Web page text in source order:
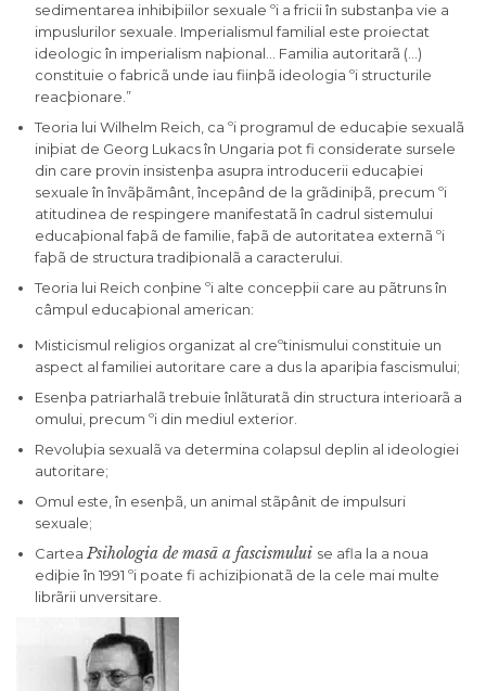
sedimentarea inhibiþiilor sexuale ºi a fricii în substanþa vie a
impuslurilor sexuale. Imperialismul familial este proiectat
ideologic în imperialism naþional… Familia autoritarã (…)
constituie o fabricã unde iau fiinþã ideologia ºi structurile
reacþionare.”
Teoria lui Wilhelm Reich, ca ºi programul de educaþie sexualã
iniþiat de Georg Lukacs în Ungaria pot fi considerate sursele
din care provin insistenþa asupra introducerii educaþiei
sexuale în învãþãmânt, începând de la grãdiniþã, precum ºi
atitudinea de respingere manifestatã în cadrul sistemului
educaþional faþã de familie, faþã de autoritatea externã ºi
faþã de structura tradiþionalã a caracterului.
Teoria lui Reich conþine ºi alte concepþii care au pãtruns în
câmpul educaþional american:
Misticismul religios organizat al creºtinismului constituie un
aspect al familiei autoritare care a dus la apariþia fascismului;
Esenþa patriarhalã trebuie înlãturatã din structura interioarã a
omului, precum ºi din mediul exterior.
Revoluþia sexualã va determina colapsul deplin al ideologiei
autoritare;
Omul este, în esenþã, un animal stãpânit de impulsuri
sexuale;
Cartea Psihologia de masã a fascismului se afla la a noua
ediþie în 1991 ºi poate fi achiziþionatã de la cele mai multe
librãrii unversitare.